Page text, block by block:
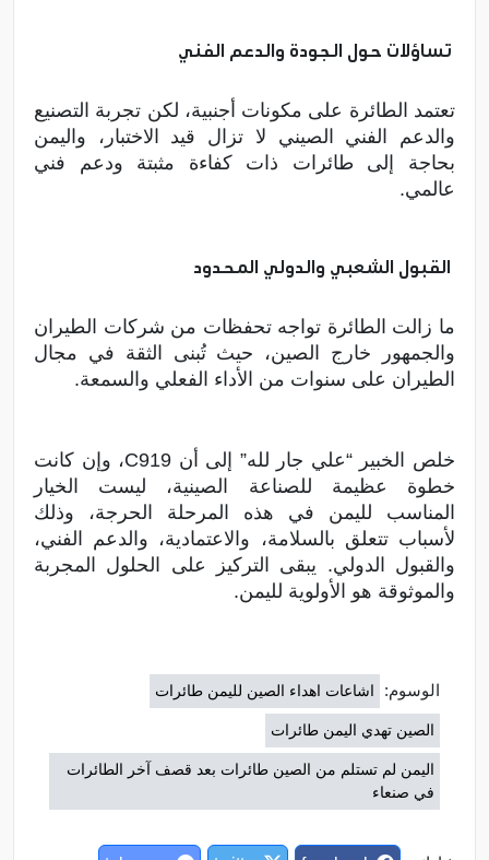
تساؤلات حول الجودة والدعم الفني
تعتمد الطائرة على مكونات أجنبية، لكن تجربة التصنيع
والدعم الفني الصيني لا تزال قيد الاختبار، واليمن
بحاجة إلى طائرات ذات كفاءة مثبتة ودعم فني
عالمي.
القبول الشعبي والدولي المحدود
ما زالت الطائرة تواجه تحفظات من شركات الطيران
والجمهور خارج الصين، حيث تُبنى الثقة في مجال
الطيران على سنوات من الأداء الفعلي والسمعة.
خلص الخبير “علي جار لله” إلى أن C919، وإن كانت
خطوة عظيمة للصناعة الصينية، ليست الخيار
المناسب لليمن في هذه المرحلة الحرجة، وذلك
لأسباب تتعلق بالسلامة، والاعتمادية، والدعم الفني،
والقبول الدولي. يبقى التركيز على الحلول المجربة
والموثوقة هو الأولوية لليمن.
الوسوم: اشاعات اهداء الصين لليمن طائرات
الصين تهدي اليمن طائرات
اليمن لم تستلم من الصين طائرات بعد قصف آخر الطائرات
في صنعاء